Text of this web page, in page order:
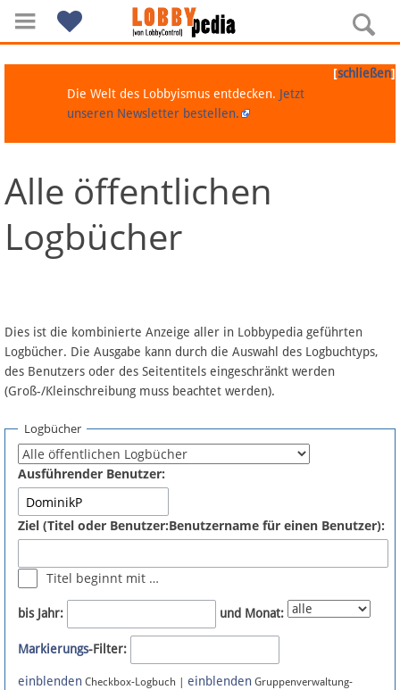
Navigation
Über Lobbypedia
Artikel nach Kategorien
FAQ
Fördermitglied werden
Fehler melden
Newsletter
Bluesky
Facebook
[schließen]
Die Welt des Lobbyismus entdecken. Jetzt
unseren Newsletter bestellen.
Alle öffentlichen
Logbücher
Dies ist die kombinierte Anzeige aller in Lobbypedia geführten
Logbücher. Die Ausgabe kann durch die Auswahl des Logbuchtyps,
des Benutzers oder des Seitentitels eingeschränkt werden
(Groß-/Kleinschreibung muss beachtet werden).
Logbücher
Ausführender Benutzer:
Ziel (Titel oder Benutzer:Benutzername für einen Benutzer):
Titel beginnt mit …
bis Jahr: und Monat:
Markierungs-Filter:
einblenden Checkbox-Logbuch | einblenden Gruppenverwaltung-